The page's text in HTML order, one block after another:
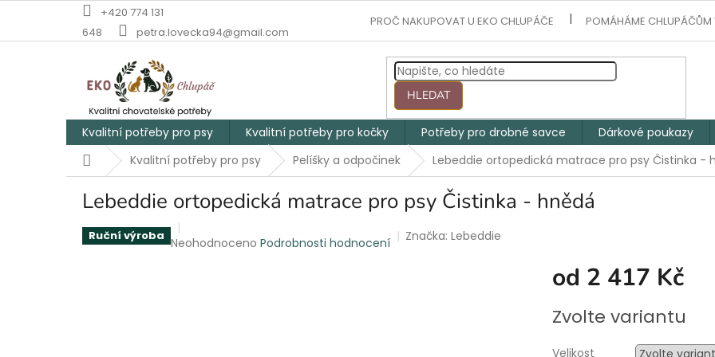
obsah
+420 774 131
648
petra.lovecka94@gmail.com
PROČ NAKUPOVAT U EKO CHLUPÁČE POMÁHÁME CHLUPÁČŮM
HLEDAT
Kvalitní potřeby pro psy Kvalitní potřeby pro kočky Potřeby pro drobné savce Dárkové poukazy
DomůKvalitní potřeby pro psy Pelíšky a odpočinek Lebeddie ortopedická matrace pro psy Čistinka -
Lebeddie ortopedická matrace pro psy Čistinka - hnědá
Ruční výroba Průměrné
Neohodnoceno Podrobnosti hodnocení Značka:Lebeddie
od 2 417 Kč
cena:
Zvolte variantu
Velikost